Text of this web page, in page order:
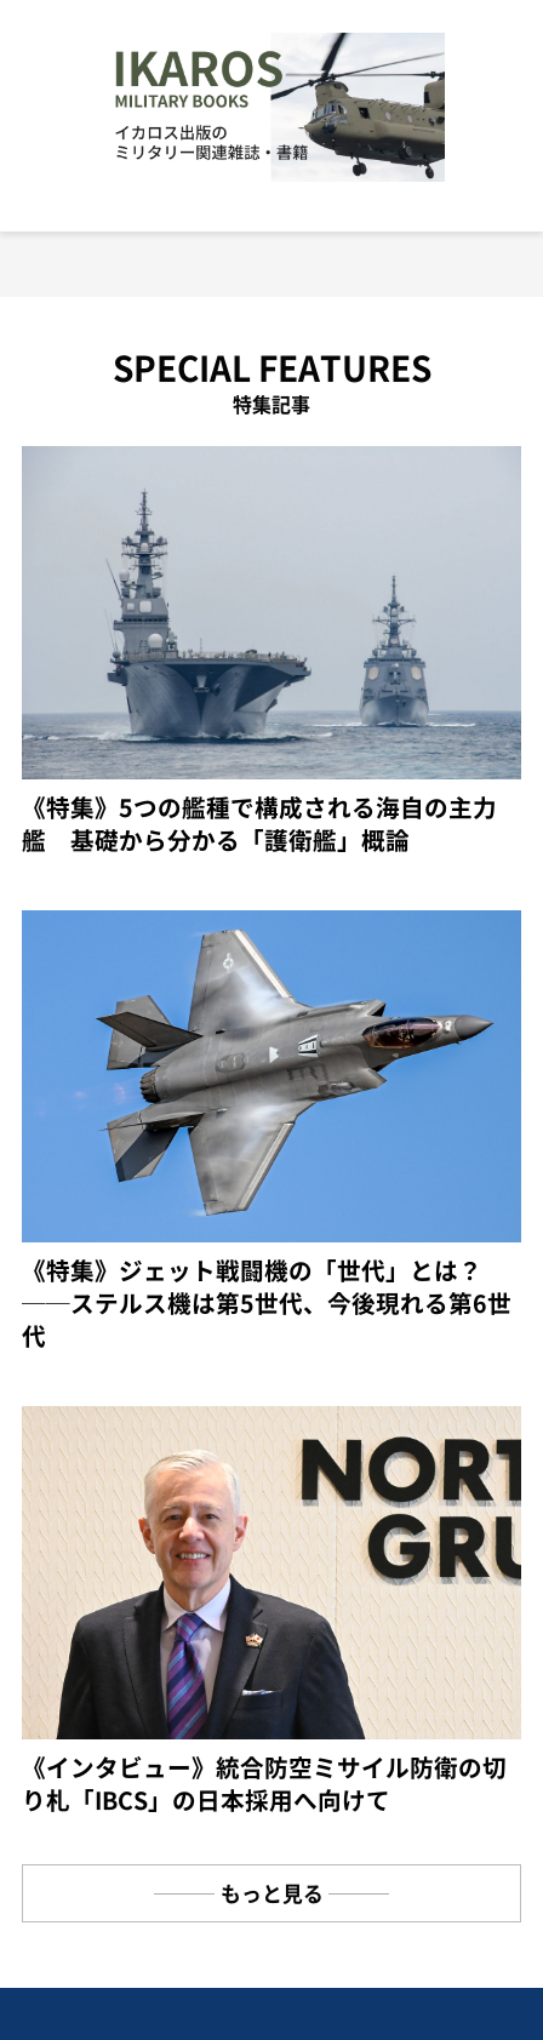
SPECIAL FEATURES
特集記事
《特集》5つの艦種で構成される海自の主力
艦 基礎から分かる「護衛艦」概論
《特集》ジェット戦闘機の「世代」とは？
──ステルス機は第5世代、今後現れる第6世
代
《インタビュー》統合防空ミサイル防衛の切
り札「IBCS」の日本採用へ向けて
もっと見る